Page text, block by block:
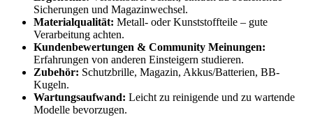
Sicherungen und Magazinwechsel.
Materialqualität: Metall- oder Kunststoffteile – gute
Verarbeitung achten.
Kundenbewertungen & Community Meinungen:
Erfahrungen von anderen Einsteigern studieren.
Zubehör: Schutzbrille, Magazin, Akkus/Batterien, BB-
Kugeln.
Wartungsaufwand: Leicht zu reinigende und zu wartende
Modelle bevorzugen.